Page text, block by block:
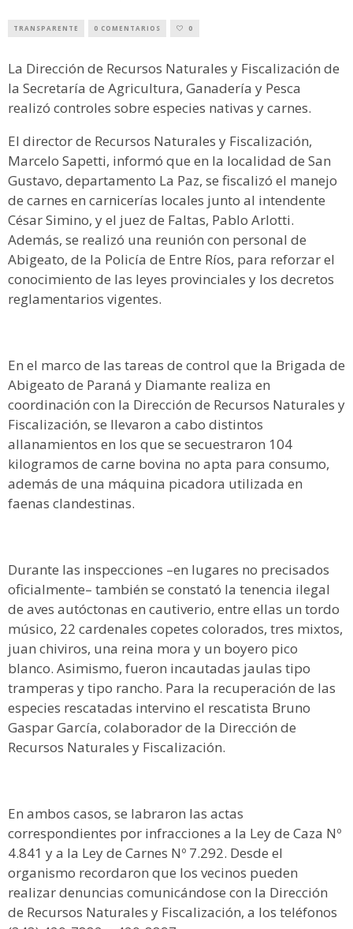
TRANSPARENTE 0 COMENTARIOS 0
La Dirección de Recursos Naturales y Fiscalización de
la Secretaría de Agricultura, Ganadería y Pesca
realizó controles sobre especies nativas y carnes.
El director de Recursos Naturales y Fiscalización,
Marcelo Sapetti, informó que en la localidad de San
Gustavo, departamento La Paz, se fiscalizó el manejo
de carnes en carnicerías locales junto al intendente
César Simino, y el juez de Faltas, Pablo Arlotti.
Además, se realizó una reunión con personal de
Abigeato, de la Policía de Entre Ríos, para reforzar el
conocimiento de las leyes provinciales y los decretos
reglamentarios vigentes.
En el marco de las tareas de control que la Brigada de
Abigeato de Paraná y Diamante realiza en
coordinación con la Dirección de Recursos Naturales y
Fiscalización, se llevaron a cabo distintos
allanamientos en los que se secuestraron 104
kilogramos de carne bovina no apta para consumo,
además de una máquina picadora utilizada en
faenas clandestinas.
Durante las inspecciones –en lugares no precisados
oficialmente– también se constató la tenencia ilegal
de aves autóctonas en cautiverio, entre ellas un tordo
músico, 22 cardenales copetes colorados, tres mixtos,
juan chiviros, una reina mora y un boyero pico
blanco. Asimismo, fueron incautadas jaulas tipo
tramperas y tipo rancho. Para la recuperación de las
especies rescatadas intervino el rescatista Bruno
Gaspar García, colaborador de la Dirección de
Recursos Naturales y Fiscalización.
En ambos casos, se labraron las actas
correspondientes por infracciones a la Ley de Caza Nº
4.841 y a la Ley de Carnes Nº 7.292. Desde el
organismo recordaron que los vecinos pueden
realizar denuncias comunicándose con la Dirección
de Recursos Naturales y Fiscalización, a los teléfonos